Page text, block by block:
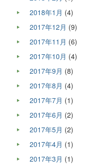
2018年1月 (4)
2017年12月 (9)
2017年11月 (6)
2017年10月 (4)
2017年9月 (8)
2017年8月 (4)
2017年7月 (1)
2017年6月 (2)
2017年5月 (2)
2017年4月 (1)
2017年3月 (1)